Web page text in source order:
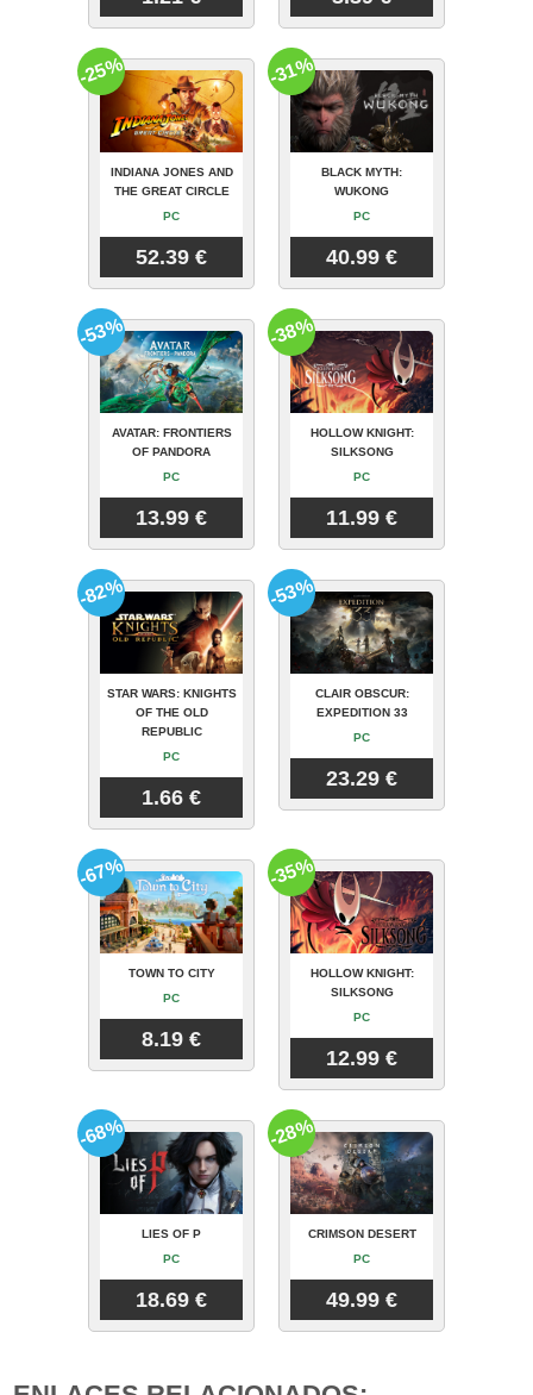
INDIANA JONES AND
THE GREAT CIRCLE
PC
52.39 €
-25%
BLACK MYTH:
WUKONG
PC
40.99 €
-31%
AVATAR: FRONTIERS
OF PANDORA
PC
13.99 €
-53%
HOLLOW KNIGHT:
SILKSONG
PC
11.99 €
-38%
STAR WARS: KNIGHTS
OF THE OLD
REPUBLIC
PC
1.66 €
-82%
CLAIR OBSCUR:
EXPEDITION 33
PC
23.29 €
-53%
TOWN TO CITY
PC
8.19 €
-67%
HOLLOW KNIGHT:
SILKSONG
PC
12.99 €
-35%
LIES OF P
PC
18.69 €
-68%
CRIMSON DESERT
PC
49.99 €
-28%